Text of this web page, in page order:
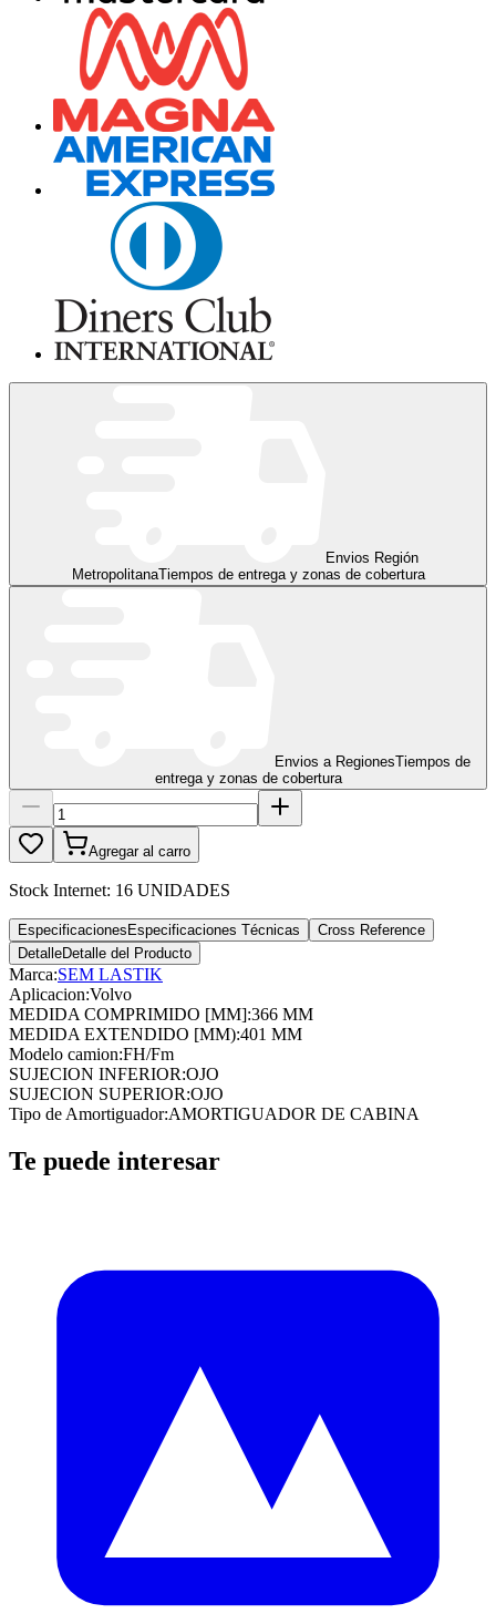
Envios Región
MetropolitanaTiempos de entrega y zonas de cobertura
Envios a RegionesTiempos de
entrega y zonas de cobertura
Agregar al carro
Stock Internet: 16 UNIDADES
Especificaciones Especificaciones Técnicas
Cross Reference
DetalleDetalle del Producto
Marca:SEM LASTIK
Aplicacion:Volvo
MEDIDA COMPRIMIDO [MM]:366 MM
MEDIDA EXTENDIDO [MM):401 MM
Modelo camion:FH/Fm
SUJECION INFERIOR:OJO
SUJECION SUPERIOR:OJO
Tipo de Amortiguador:AMORTIGUADOR DE CABINA
Te puede interesar